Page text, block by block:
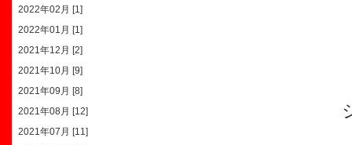
2022年02月 [1]
2022年01月 [1]
2021年12月 [2]
2021年10月 [9]
2021年09月 [8]
2021年08月 [12]
2021年07月 [11]